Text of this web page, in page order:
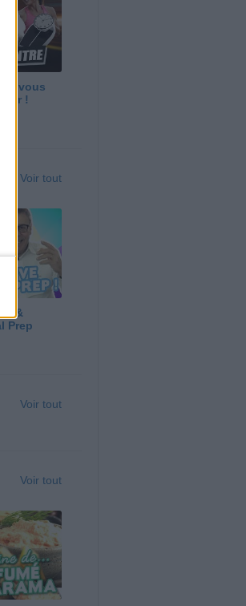
vous
!
Voir tout
&
Prep
Voir tout
Voir tout